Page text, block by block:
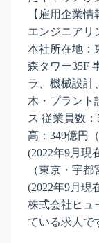
【雇用企業
エンジニアリ
本社所在地：
森タワー35F
ラ、機械設計
木・プラント
ス 従業員数
高：349億円
(2022年9月現
（東京・宇
(2022年9月現
株式会社ヒュ
ている求人で